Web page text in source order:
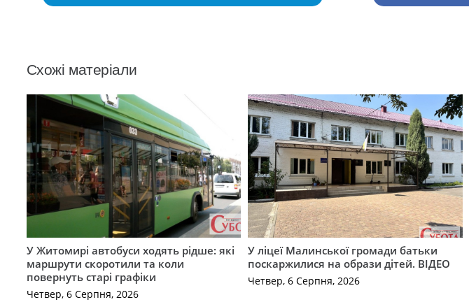
Схожі матеріали
У Житомирі автобуси ходять рідше: які
маршрути скоротили та коли
повернуть старі графіки
Четвер, 6 Серпня, 2026
У ліцеї Малинської громади батьки
поскаржилися на образи дітей. ВІДЕО
Четвер, 6 Серпня, 2026